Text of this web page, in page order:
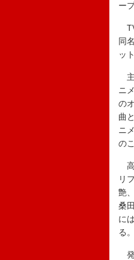
ー
同
ッ
主
ニ
の
曲
ニ
の
高
リ
艶
桑
に
る。
発